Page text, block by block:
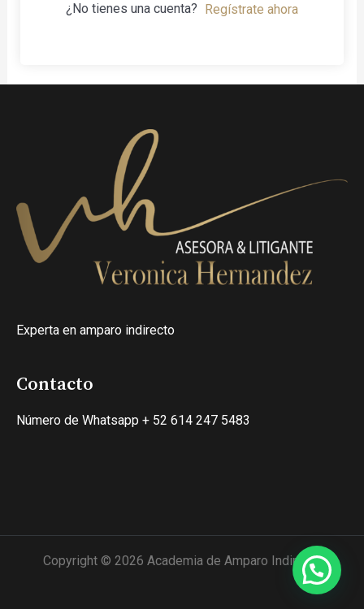
¿No tienes una cuenta? Regístrate ahora
Experta en amparo indirecto
Contacto
Número de Whatsapp + 52 614 247 5483
Copyright © 2026 Academia de Amparo Indirecto